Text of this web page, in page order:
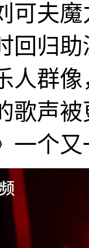
可夫
回归
人群
歌声
一个